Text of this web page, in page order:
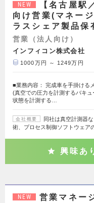
NEW
【名古屋駅
向け営業(マネー
ラスシェア製品保
営業（法人向け）
インフィコン株式会社
1000万円 ～ 1249万円
■業務内容： 完成車を手掛ける
(真空での圧力を計測するバキ
状態を計測する…
会社概要
同社は真空計測器
術、プロセス制御ソフトウェア
興味あ
NEW 営業マネー